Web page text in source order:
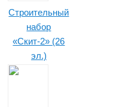
Строительный
набор
«Скит-2» (26
эл.)